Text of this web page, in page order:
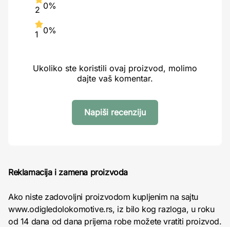
2 0%
1 0%
Ukoliko ste koristili ovaj proizvod, molimo
dajte vaš komentar.
Napiši recenziju
Reklamacija i zamena proizvoda
Ako niste zadovoljni proizvodom kupljenim na sajtu
www.odigledolokomotive.rs, iz bilo kog razloga, u roku
od 14 dana od dana prijema robe možete vratiti proizvod.